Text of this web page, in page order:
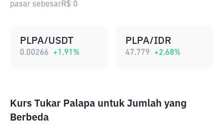
pasar sebesarR$ 0
PLPA/USDT
0.00266 +1.91 %
PLPA/IDR
47.779 +2.68%
Kurs Tukar Palapa untuk Jumlah yang
Berbeda